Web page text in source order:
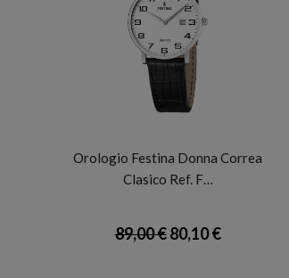
Orologio Festina Donna Correa
Clasico Ref. F…
89,00 €80,10 €